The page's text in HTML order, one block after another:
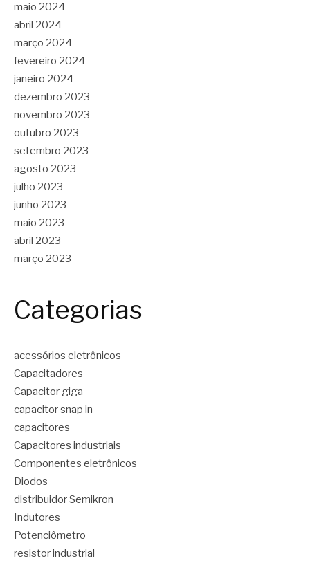
maio 2024
abril 2024
março 2024
fevereiro 2024
janeiro 2024
dezembro 2023
novembro 2023
outubro 2023
setembro 2023
agosto 2023
julho 2023
junho 2023
maio 2023
abril 2023
março 2023
Categorias
acessórios eletrônicos
Capacitadores
Capacitor giga
capacitor snap in
capacitores
Capacitores industriais
Componentes eletrônicos
Diodos
distribuidor Semikron
Indutores
Potenciômetro
resistor industrial